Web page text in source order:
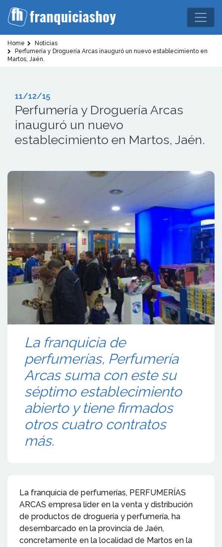
Home
Noticias
Perfumería y Droguería Arcas inauguró un nuevo establecimiento en
Martos, Jaén.
11/12/15
Perfumería y Droguería Arcas
inauguró un nuevo
establecimiento en Martos, Jaén.
La franquicia de
perfumerías, Perfumería
Arcas suma con este su
séptimo establecimiento
abierto y tiene firmados
otros cuatro contratos
más.
La franquicia de perfumerías, PERFUMERÍAS
ARCAS empresa líder en la venta y distribución
de productos de droguería y perfumería, ha
desembarcado en la provincia de Jaén,
concretamente en la localidad de Martos en la